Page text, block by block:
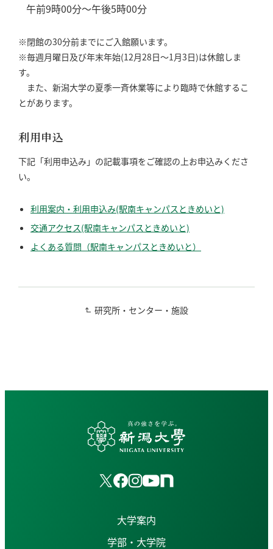
午前9時00分～午後5時00分
※閉館の30分前までにご入館願います。
※毎週月曜日及び年末年始(12月28日～1月3日)は休館しま
す。
また、新潟大学の夏季一斉休業等により臨時で休館するこ
とがあります。
利用申込
下記「利用申込み」の記載事項をご確認の上お申込みくださ
い。
利用案内・利用申込み(駅南キャンパスときめいと)
交通アクセス(駅南キャンパスときめいと)
よくある質問（駅南キャンパスときめいと）
研究所・センター・施設
大学案内
学部・大学院